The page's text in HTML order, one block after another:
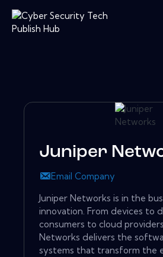
Juniper
Email Company
Juniper Networks is in the
innovation. From devices to
consumers to cloud
Networks delivers the
systems that transform the